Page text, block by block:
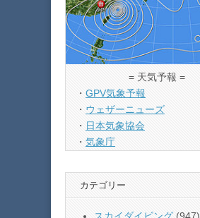
= 天気予報 =
・ GPV気象予報
・ ウェザーニューズ
・ 日本気象協会
・ 気象庁
カテゴリー